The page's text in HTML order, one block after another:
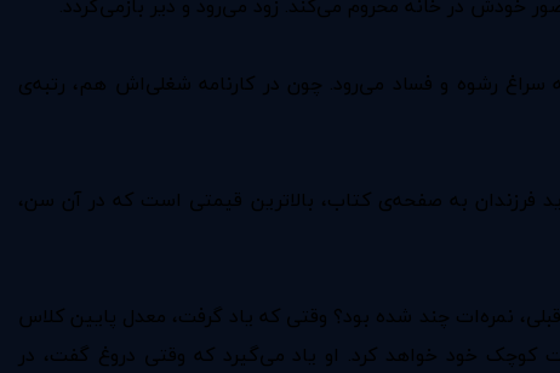
سراغ رشوه و فساد می‌رود. چون در کارنامه‌ شغلی‌اش هم، رتبه‌ی
فرزندان به صفحه‌ی کتاب، بالاترین قیمتی است که در آن سن،
نمره‌ات چند شده بود؟ وقتی که یاد گرفت، معدل پایین کلاس
کوچک خود خواهد کرد. او یاد می‌گیرد که وقتی دروغ گفت، در